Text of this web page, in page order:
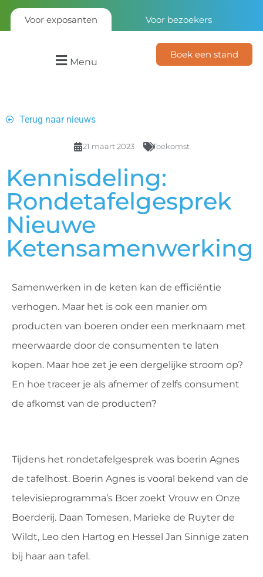
Voor exposanten Voor bezoekers
Menu
Boek een stand
Terug naar nieuws
21 maart 2023 Toekomst
Kennisdeling:
Rondetafelgesprek
Nieuwe
Ketensamenwerking​
Samenwerken in de keten kan de efficiëntie
verhogen. Maar het is ook een manier om
producten van boeren onder een merknaam met
meerwaarde door de consumenten te laten
kopen. Maar hoe zet je een dergelijke stroom op?
En hoe traceer je als afnemer of zelfs consument
de afkomst van de producten?
Tijdens het rondetafelgesprek was boerin Agnes
de tafelhost. Boerin Agnes is vooral bekend van de
televisie­programma’s Boer zoekt Vrouw en Onze
Boerderij. Daan Tome­sen, Marieke de Ruyter de
Wildt, Leo den Hartog en Hessel Jan Sinnige zaten
bij haar aan tafel.